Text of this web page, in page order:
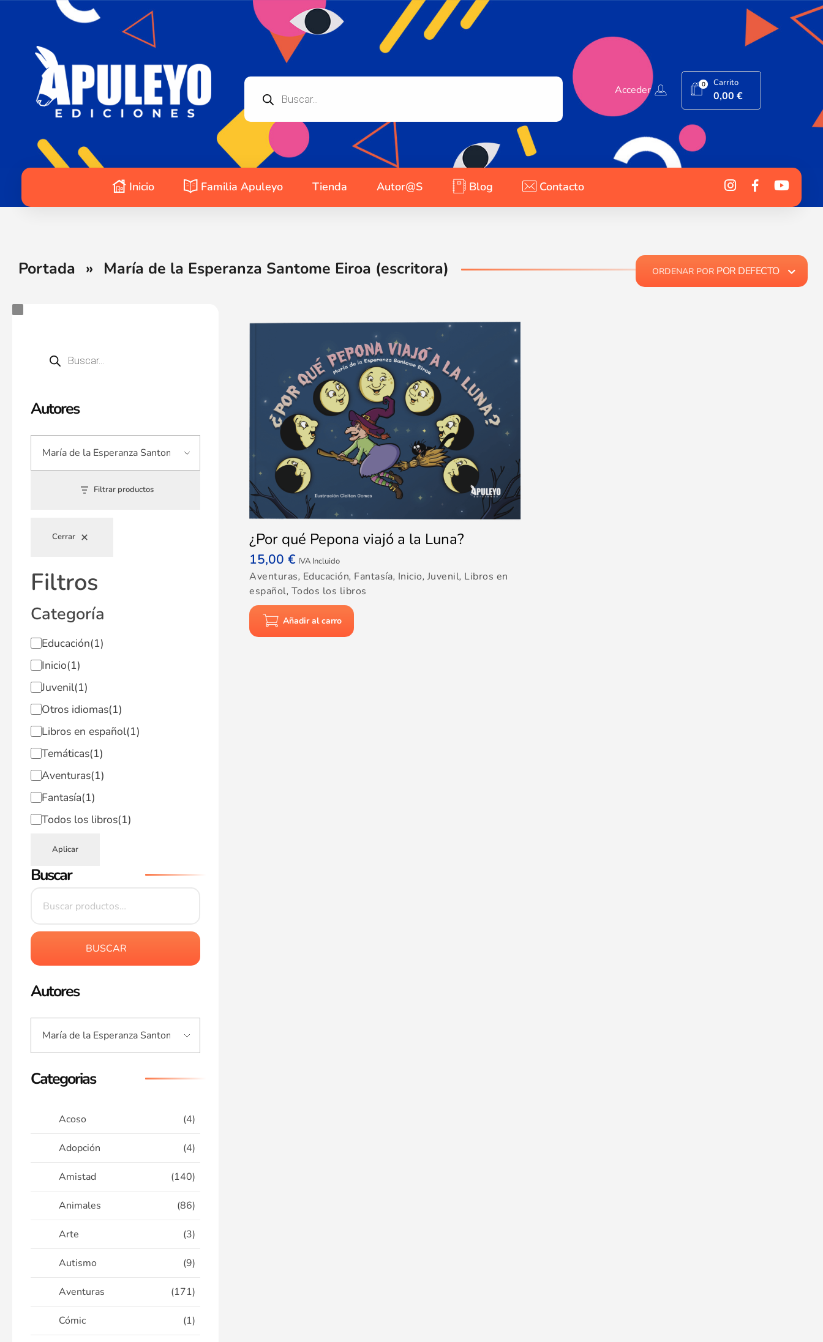
Acceder 0 Carrito
0,00€
Inicio Familia Apuleyo Tienda Autor@s Blog Contacto
Portada » María de la Esperanza Santome Eiroa (escritora)
Autores
Filtrar productos
Cerrar
Filtros
Categoría
Educación(1)
Inicio(1)
Juvenil(1)
Otros idiomas(1)
Libros en español(1)
Temáticas(1)
Aventuras(1)
Fantasía(1)
Todos los libros(1)
Aplicar
Buscar
BUSCAR
Autores
Categorias
Acoso (4)
Adopción (4)
Amistad (140)
Animales (86)
Arte (3)
Autismo (9)
Aventuras (171)
Cómic (1)
ORDENAR POR POR DEFECTO
¿Por qué Pepona viajó a la Luna?
15,00€ IVA Incluido
Aventuras, Educación, Fantasía, Inicio, Juvenil, Libros en
español, Todos los libros
Añadir al carro